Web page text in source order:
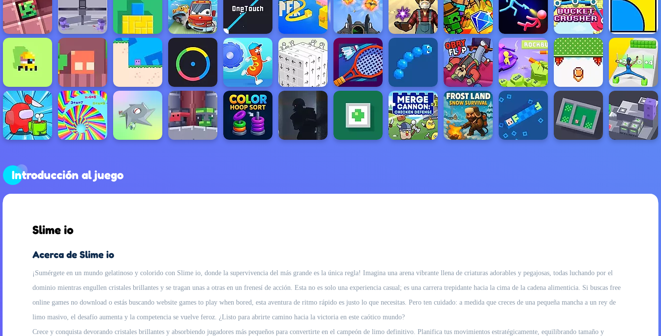
Introducción al juego
Slime io
Acerca de Slime io
¡Sumérgete en un mundo gelatinoso y colorido con Slime io, donde la supervivencia del más grande es la única regla! Imagina una arena vibrante llena de criaturas adorables y pegajosas, todas luchando por el
dominio mientras engullen cristales brillantes y se tragan unas a otras en un frenesí de acción. Esta no es solo una experiencia casual; es una carrera trepidante hacia la cima de la cadena alimenticia. Si buscas free
online games no download o estás buscando website games to play when bored, esta aventura de ritmo rápido es justo lo que necesitas. Pero ten cuidado: a medida que creces de una pequeña mancha a un rey de
limo masivo, el desafío aumenta y la competencia se vuelve feroz. ¿Listo para abrirte camino hacia la victoria en este caótico mundo?
Crece y conquista devorando cristales brillantes y absorbiendo jugadores más pequeños para convertirte en el campeón de limo definitivo. Planifica tus movimientos estratégicamente, equilibrando tamaño y